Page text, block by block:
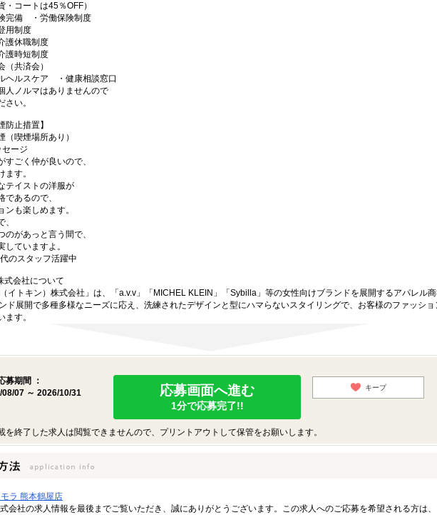
・コートは45％OFF）
完備 ・労働保険制度
用制度
護休職制度
護時短制度
（共済会）
ヘルスケア ・健康相談窓口
人ノルマはありませんので
さい。
防止措置】
（喫煙場所あり）
ージ
すごく仲が良いので、
ます。
テイストの洋服が
であるので、
ンも楽しめます。
、
のがあっと言う間で、
していますよ。
のスタッフ活躍中
式会社について
（イトキン）株式会社」は、「a.v.v」「MICHEL KLEIN」「Sybilla」等の女性向けブランドを展開するアパレル
ド展開で多種多様なニーズに応え、洗練されたデザインと型にハマらないスタイリングで、お客様のファッショ
ます。
募期間 ：
08/07 ～ 2026/10/31
応募画面へ進む
1分で応募完了!!
キープ
を終了した求人は閲覧できませんので、プリントアウトして保管をお願いします。
ラ 熊本鶴屋店
会社の求人情報を最後までご覧いただき、誠にありがとうございます。この求人へのご応募を希望される方は